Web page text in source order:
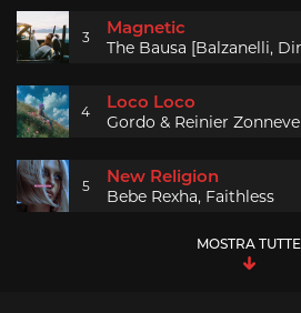
3 Magnetic
4 Loco Loco
Gordo & Reinier
5 New Religion
Bebe Rexha, Faithless
MOSTRA TUTTE